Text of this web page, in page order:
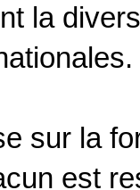
la
sur la
est